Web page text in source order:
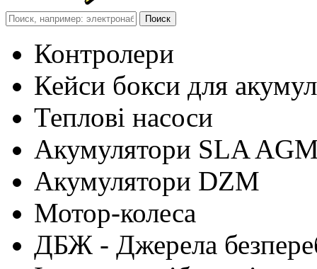
Контролери
Кейси бокси для
Теплові насоси
Акумулятори SLA
Акумулятори DZM
Мотор-колеса
ДБЖ - Джерела